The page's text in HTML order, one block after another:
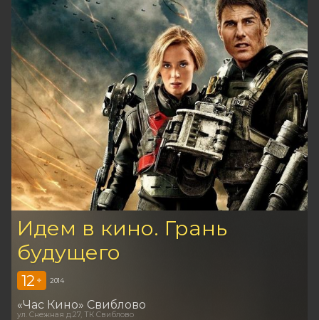
Идем в кино. Грань
будущего
12 + 2014
«Час Кино» Свиблово
ул. Снежная д.27, ТК Свиблово